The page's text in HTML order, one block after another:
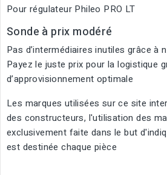
Pour régulateur Phileo PRO LT
Sonde à prix modéré
Pas d’intermédiaires inutiles grâce à
Payez le juste prix pour la logistique
d’approvisionnement optimale
Les marques utilisées sur ce site
des constructeurs, l'utilisation des
exclusivement faite dans le but
est destinée chaque pièce